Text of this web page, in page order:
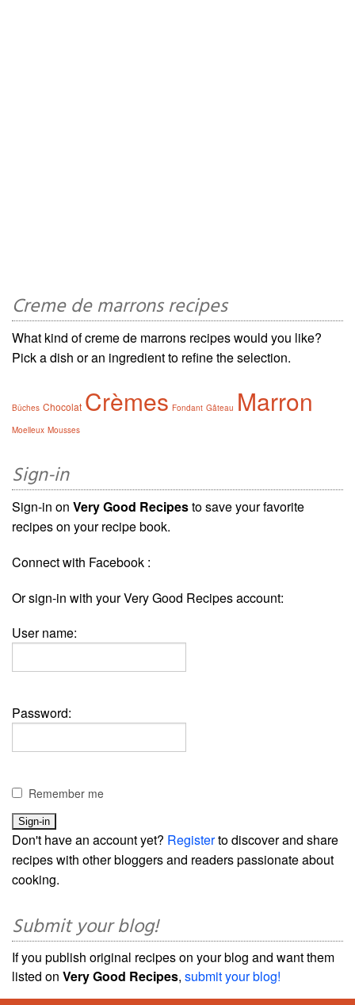
Creme de marrons recipes
What kind of creme de marrons recipes would you like?
Pick a dish or an ingredient to refine the selection.
Bûches Chocolat Crèmes Fondant Gâteau Marron
Moelleux Mousses
Sign-in
Sign-in on Very Good Recipesto save your favorite
recipes on your recipe book.
Connect with Facebook :
Or sign-in with your Very Good Recipes account:
User name:
Password:
Remember me
Don't have an account yet? Registerto discover and share
recipes with other bloggers and readers passionate about
cooking.
Submit your blog!
If you publish original recipes on your blog and want them
listed on Very Good Recipes, submit your blog!